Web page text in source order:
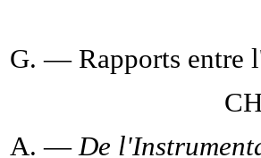
G. — Rapports entre
A. —De